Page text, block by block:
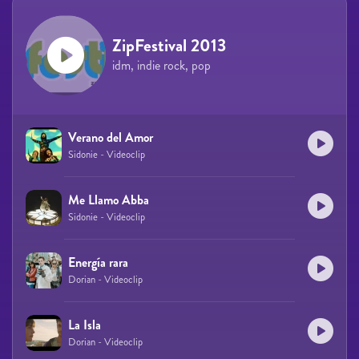
ZipFestival 2013
idm, indie rock, pop
Verano del Amor
Sidonie - Videoclip
Me Llamo Abba
Sidonie - Videoclip
Energía rara
Dorian - Videoclip
La Isla
Dorian - Videoclip